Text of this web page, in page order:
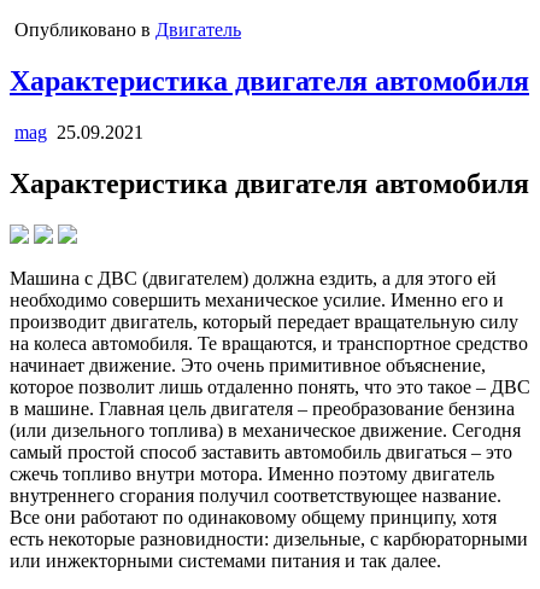
Опубликовано в Двигатель
Характеристика двигателя автомобиля
mag 25.09.2021
Характеристика двигателя автомобиля
Машина с ДВС (двигателем) должна ездить, а для этого ей
необходимо совершить механическое усилие. Именно его и
производит двигатель, который передает вращательную силу
на колеса автомобиля. Те вращаются, и транспортное средство
начинает движение. Это очень примитивное объяснение,
которое позволит лишь отдаленно понять, что это такое – ДВС
в машине. Главная цель двигателя – преобразование бензина
(или дизельного топлива) в механическое движение. Сегодня
самый простой способ заставить автомобиль двигаться – это
сжечь топливо внутри мотора. Именно поэтому двигатель
внутреннего сгорания получил соответствующее название.
Все они работают по одинаковому общему принципу, хотя
есть некоторые разновидности: дизельные, с карбюраторными
или инжекторными системами питания и так далее.